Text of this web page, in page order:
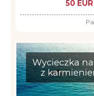
50 EUR
Wycieczka
z